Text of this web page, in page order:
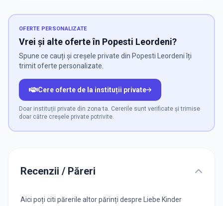
OFERTE PERSONALIZATE
Vrei și alte oferte în Popesti Leordeni?
Spune ce cauți și creșele private din Popesti Leordeni îți
trimit oferte personalizate.
Cere oferte de la instituții private
Doar instituții private din zona ta. Cererile sunt verificate și trimise
doar către creșele private potrivite.
Recenzii / Păreri
Aici poți citi părerile altor părinți despre Liebe Kinder